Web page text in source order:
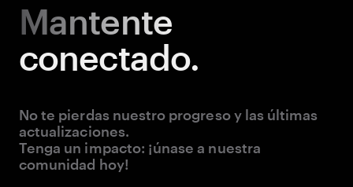
Mantente
conectado.
No te pierdas nuestro progreso y las últimas
actualizaciones.
Tenga un impacto: ¡únase a nuestra
comunidad hoy!